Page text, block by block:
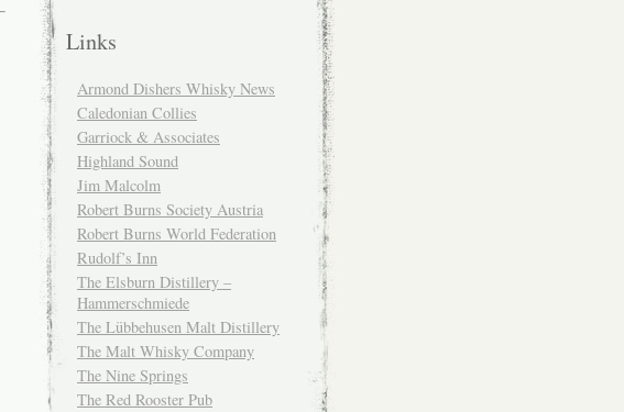
Links
Armond Dishers Whisky News
Caledonian Collies
Garriock & Associates
Highland Sound
Jim Malcolm
Robert Burns Society Austria
Robert Burns World Federation
Rudolf’s Inn
The Elsburn Distillery –
Hammerschmiede
The Lübbehusen Malt Distillery
The Malt Whisky Company
The Nine Springs
The Red Rooster Pub